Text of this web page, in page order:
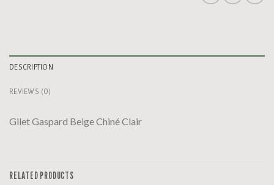
DESCRIPTION
REVIEWS (0)
Gilet Gaspard Beige Chiné Clair
RELATED PRODUCTS